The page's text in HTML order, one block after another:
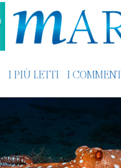
I PIÙ LETTI I